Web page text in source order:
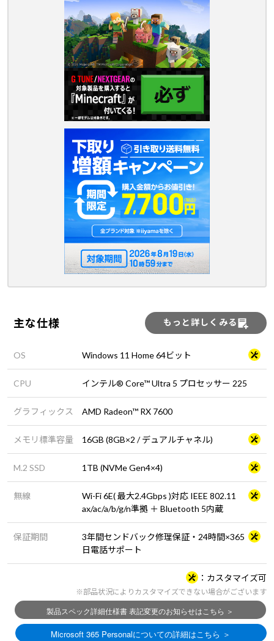
主な仕様 もっと詳しくみる
OS Windows 11 Home 64ビット
CPU インテル® Core™ Ultra 5 プロセッサー 225
グラフィックス AMD Radeon™ RX 7600
メモリ標準容量 16GB (8GB×2 / デュアルチャネル)
M.2 SSD 1TB (NVMe Gen4×4)
無線
Wi-Fi 6E( 最大2.4Gbps )対応 IEEE 802.11
ax/ac/a/b/g/n準拠 ＋ Bluetooth 5内蔵
保証期間
3年間センドバック修理保証・24時間×365
日電話サポート
カスタマイズ可
※部品状況によりカスタマイズできない場合がございます